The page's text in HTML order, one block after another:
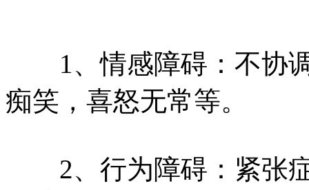
1、情感障碍：不协调
痴笑，喜怒无常等。
2、行为障碍：紧张症